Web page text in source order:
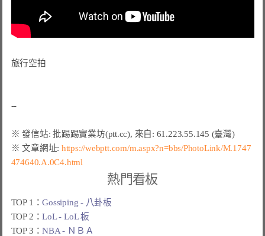
旅行空拍
※ 發信站: 批踢踢實業坊(ptt.cc), 來自: 61.223.55.145 (臺灣)
※ 文章網址: https://webptt.com/m.aspx?n=bbs/PhotoLink/M.1747
474640.A.0C4.html
熱門看板
TOP 1：Gossiping - 八卦板
TOP 2：LoL - LoL 板
TOP 3：NBA - ＮＢＡ